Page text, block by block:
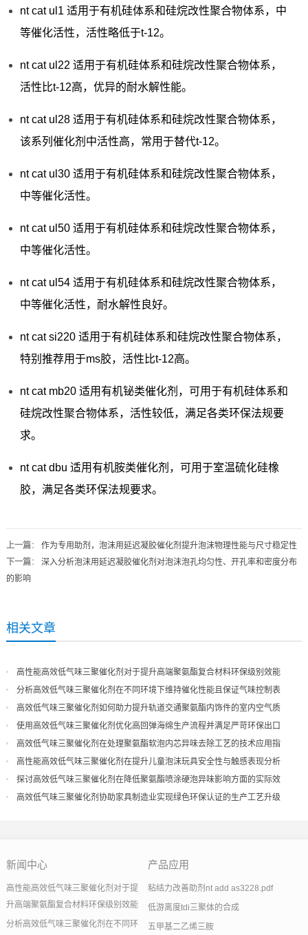
nt cat ul1 适用于有机硅体系和硅烷改性聚合物体系，中
等催化活性，活性略低于t-12。
nt cat ul22 适用于有机硅体系和硅烷改性聚合物体系，
活性比t-12高，优异的耐水解性能。
nt cat ul28 适用于有机硅体系和硅烷改性聚合物体系，
该系列催化剂中活性高，常用于替代t-12。
nt cat ul30 适用于有机硅体系和硅烷改性聚合物体系，
中等催化活性。
nt cat ul50 适用于有机硅体系和硅烷改性聚合物体系，
中等催化活性。
nt cat ul54 适用于有机硅体系和硅烷改性聚合物体系，
中等催化活性，耐水解性良好。
nt cat si220 适用于有机硅体系和硅烷改性聚合物体系，
特别推荐用于ms胶，活性比t-12高。
nt cat mb20 适用有机铋类催化剂，可用于有机硅体系和
硅烷改性聚合物体系，活性较低，满足各类环保法规要
求。
nt cat dbu 适用有机胺类催化剂，可用于室温硫化硅橡
胶，满足各类环保法规要求。
上一篇： 作为专用助剂，泡沫用延迟凝胶催化剂提升泡沫物理性能与尺寸稳定性
下一篇： 深入分析泡沫用延迟凝胶催化剂对泡沫泡孔均匀性、开孔率和密度分布
的影响
相关文章
高性能高效低气味三聚催化剂对于提升高端聚氨酯复合材料环保级别效能
分析高效低气味三聚催化剂在不同环境下维持催化性能且保证气味控制表
现
高效低气味三聚催化剂如何助力提升轨道交通聚氨酯内饰件的室内空气质
量
使用高效低气味三聚催化剂优化高回弹海绵生产流程并满足严苛环保出口
高效低气味三聚催化剂在处理聚氨酯软泡内芯异味去除工艺的技术应用指
导
高性能高效低气味三聚催化剂在提升儿童泡沫玩具安全性与触感表现分析
探讨高效低气味三聚催化剂在降低聚氨酯喷涂硬泡异味影响方面的实际效
果
高效低气味三聚催化剂协助家具制造业实现绿色环保认证的生产工艺升级
新闻中心
高性能高效低气味三聚催化剂对于提
升高端聚氨酯复合材料环保级别效能
分析高效低气味三聚催化剂在不同环
产品应用
粘结力改善助剂nt add as3228.pdf
低游离度tdi三聚体的合成
五甲基二乙烯三胺